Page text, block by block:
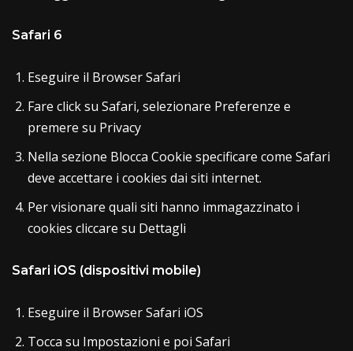
Safari 6
Eseguire il Browser Safari
Fare click su Safari, selezionare Preferenze e
premere su Privacy
Nella sezione Blocca Cookie specificare come Safari
deve accettare i cookies dai siti internet.
Per visionare quali siti hanno immagazzinato i
cookies cliccare su Dettagli
Safari iOS (dispositivi mobile)
Eseguire il Browser Safari iOS
Tocca su Impostazioni e poi Safari